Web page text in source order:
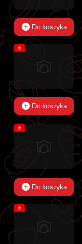
Do koszyka
★
Do koszyka
★
Do koszyka
★